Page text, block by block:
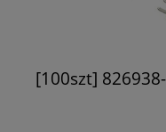
[100szt]